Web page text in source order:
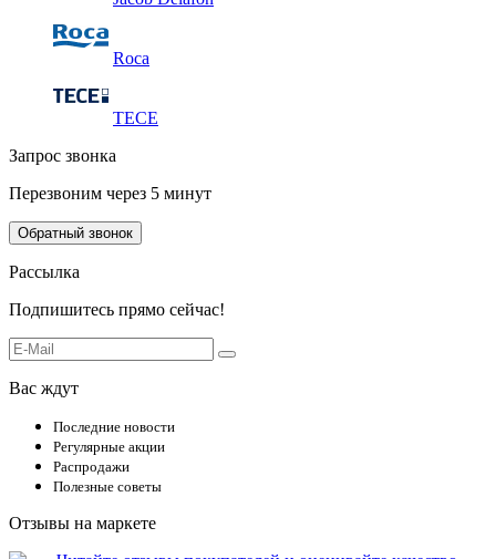
Roca
TECE
Запрос звонка
Перезвоним через 5 минут
Обратный звонок
Рассылка
Подпишитесь прямо сейчас!
Вас ждут
Последние новости
Регулярные акции
Распродажи
Полезные советы
Отзывы на маркете